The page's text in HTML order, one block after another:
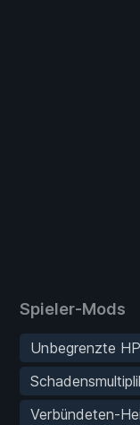
Spieler-Mods
Unbegrenzte HP
Verbündeten-